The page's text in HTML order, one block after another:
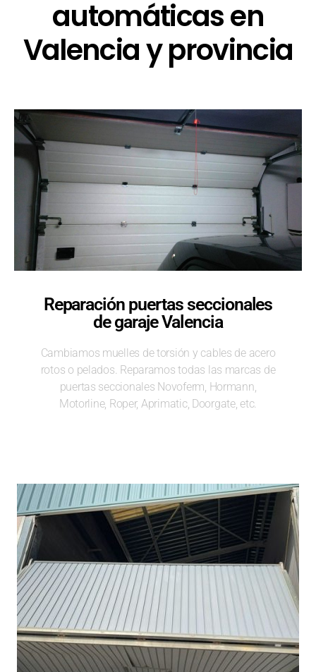
automáticas en
Valencia y provincia
Reparación puertas seccionales
de garaje Valencia
Cambiamos muelles de torsión y cables de acero
rotos o pelados. Reparamos todas las marcas de
puertas seccionales Novoferm, Hormann,
Motorline, Roper, Aprimatic, Doorgate, etc.